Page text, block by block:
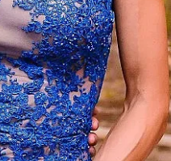
ВОЙНАТА В
ВРЕМЕТО